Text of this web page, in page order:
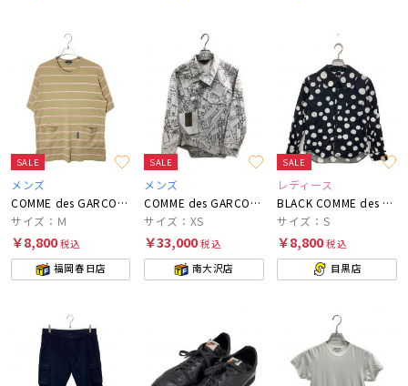
SALE
メンズ
COMME des GARCONS HOMME
サイズ：Ｍ
￥8,800税込
福岡春日店
SALE
メンズ
COMME des GARCONS
サイズ：XS
￥33,000税込
南大沢店
SALE
レディース
BLACK COMME des GARCONS
サイズ：S
￥8,800税込
目黒店